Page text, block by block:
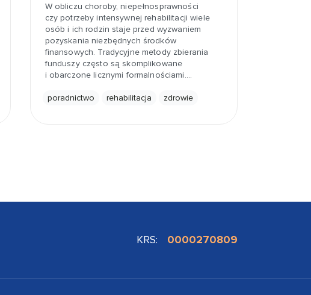
W obliczu choroby, niepełnosprawności
czy potrzeby intensywnej rehabilitacji wiele
osób i ich rodzin staje przed wyzwaniem
pozyskania niezbędnych środków
finansowych. Tradycyjne metody zbierania
funduszy często są skomplikowane
i obarczone licznymi formalnościami.…
poradnictwo rehabilitacja zdrowie
KRS: 0000270809